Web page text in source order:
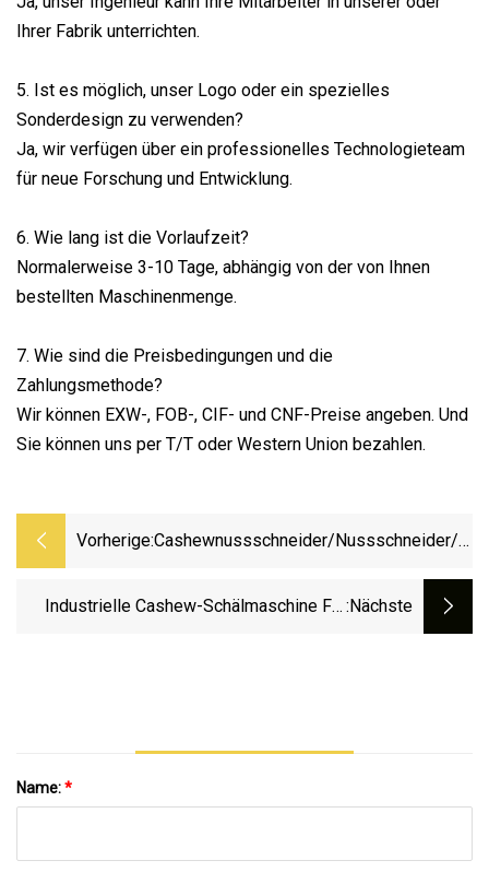
Ihrer Fabrik unterrichten.
5. Ist es möglich, unser Logo oder ein spezielles
Sonderdesign zu verwenden?
Ja, wir verfügen über ein professionelles Technologieteam
für neue Forschung und Entwicklung.
6. Wie lang ist die Vorlaufzeit?
Normalerweise 3-10 Tage, abhängig von der von Ihnen
bestellten Maschinenmenge.
7. Wie sind die Preisbedingungen und die
Zahlungsmethode?
Wir können EXW-, FOB-, CIF- und CNF-Preise angeben. Und
Sie können uns per T/T oder Western Union bezahlen.
Vorherige:Cashewnussschneider/Nussschneider/
Industrielle Cashew-Schälmaschine Für :nächste
Name:*